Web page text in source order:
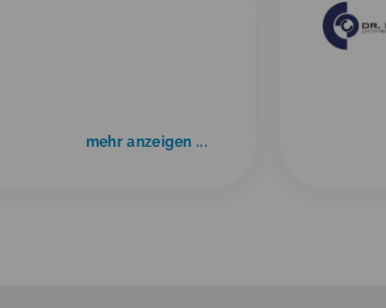
mehr anzeigen ...